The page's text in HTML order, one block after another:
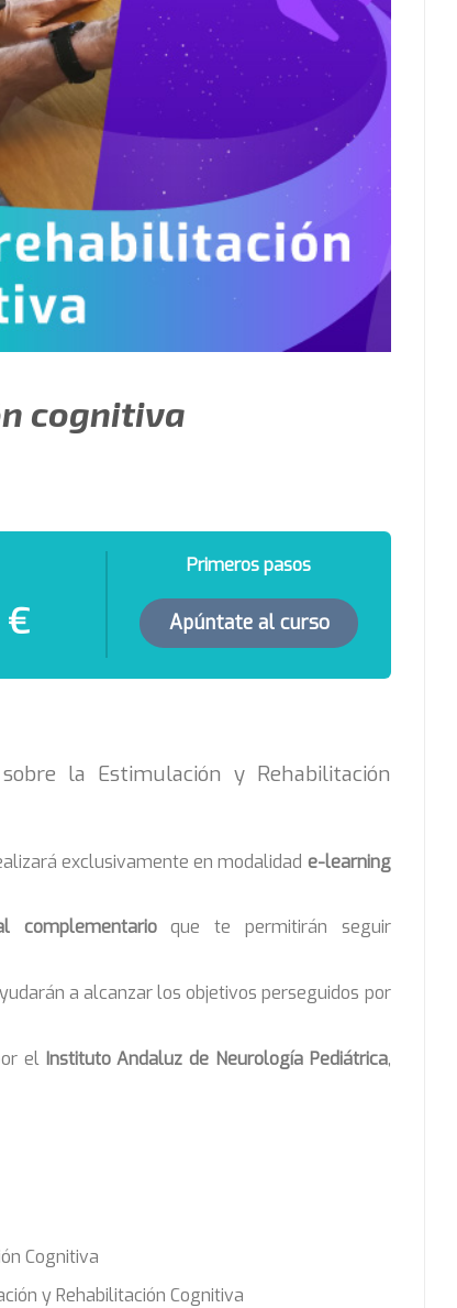
cognitiva
Primeros pasos
Apúntate al curso
la Estimulación y Rehabilitación
exclusivamente en modalidad e-learning
complementarioque te permitirán seguir
a alcanzar los objetivos perseguidos por
el Instituto Andaluz de Neurología Pediátrica,
Cognitiva
y Rehabilitación Cognitiva